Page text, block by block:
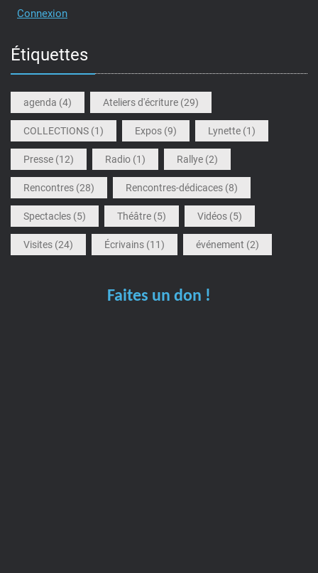
Connexion
Étiquettes
agenda (4) Ateliers d'écriture (29)
COLLECTIONS (1) Expos (9) Lynette (1)
Presse (12) Radio (1) Rallye (2)
Rencontres (28) Rencontres-dédicaces (8)
Spectacles (5) Théâtre (5) Vidéos (5)
Visites (24) Écrivains (11) événement (2)
Faites un don !